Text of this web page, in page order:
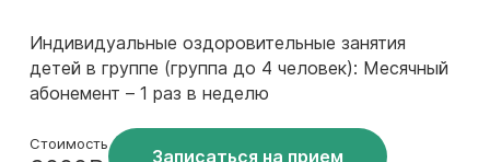
Индивидуальные оздоровительные занятия
детей в группе (группа до 4 человек): Месячный
абонемент – 1 раз в неделю
Стоимость
Записаться на прием